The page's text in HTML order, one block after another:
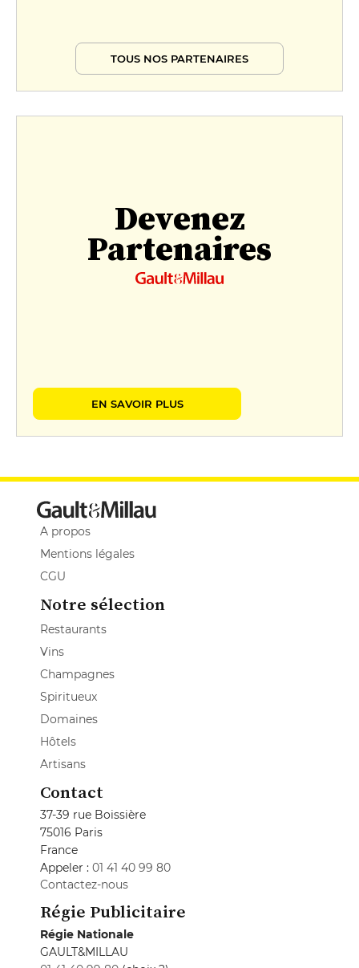
TOUS NOS PARTENAIRES
Devenez
Partenaires
EN SAVOIR PLUS
A propos
Mentions légales
CGU
Notre sélection
Restaurants
Vins
Champagnes
Spiritueux
Domaines
Hôtels
Artisans
Contact
37-39 rue Boissière
75016 Paris
France
Appeler : 01 41 40 99 80
Contactez-nous
Régie Publicitaire
Régie Nationale
GAULT&MILLAU